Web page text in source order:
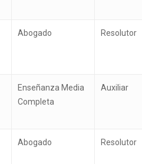
Abogado Resolutor
Enseñanza Media
Completa
Auxiliar
Abogado Resolutor